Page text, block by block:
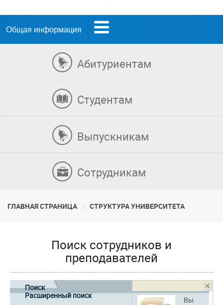
Общая информация
Абитуриентам
Студентам
Выпускникам
Сотрудникам
ГЛАВНАЯ СТРАНИЦА CТРУКТУРА УНИВЕРСИТЕТА
Поиск сотрудников и
преподавателей
Вы
Поиск
Расширенный поиск